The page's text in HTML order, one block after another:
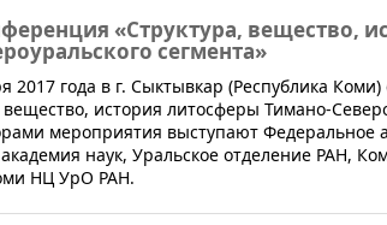
«Структура, вещество,
сегмента»
2017 года в г. Сыктывкар (Республика
вещество, история литосферы Тимано-
мероприятия выступают Федеральное
академия наук, Уральское отделение РАН,
НЦ УрО РАН.